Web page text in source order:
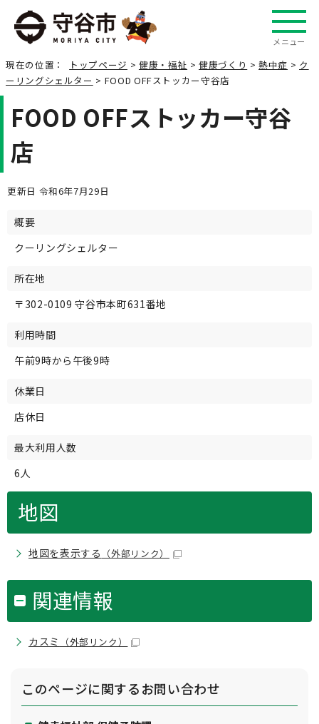
メニュー
現在の位置： トップページ > 健康・福祉 >健康づくり >熱中症 > ク
ーリングシェルター > FOOD OFFストッカー守谷店
FOOD OFFストッカー守谷
店
更新日 令和6年7月29日
概要
クーリングシェルター
所在地
〒302-0109 守谷市本町631番地
利用時間
午前9時から午後9時
休業日
店休日
最大利用人数
6人
地図
地図を表示する （外部リンク）
関連情報
カスミ （外部リンク）
このページに関するお問い合わせ